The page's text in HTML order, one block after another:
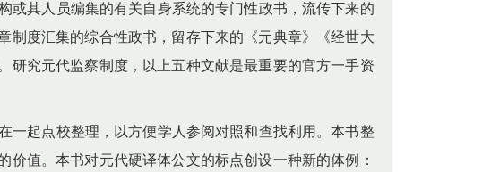
或其人员编集的有关自身系统的专门性政书，流传下来的
制度汇集的综合性政书，留存下来的《元典章》《经世大
研究元代监察制度，以上五种文献是最重要的官方一手资
一起点校整理，以方便学人参阅对照和查找利用。本书整
值。本书对元代硬译体公文的标点创设一种新的体例：